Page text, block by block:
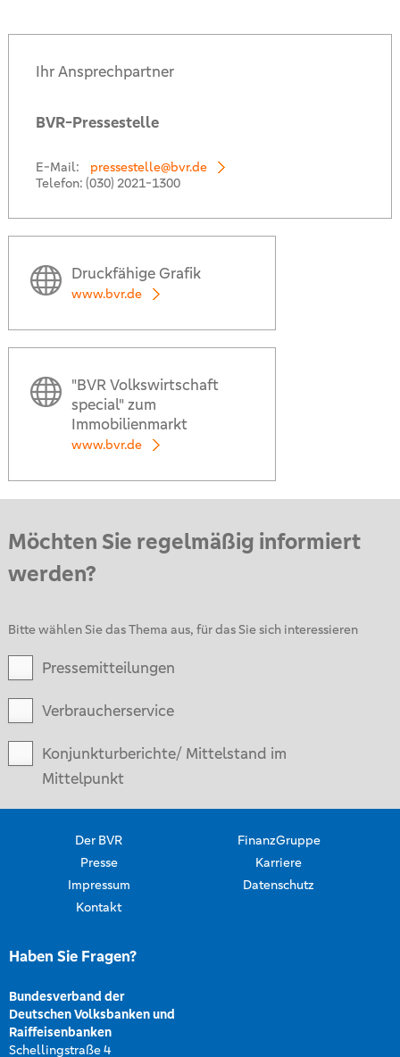
Ihr Ansprechpartner
BVR-Pressestelle
E-Mail:
pressestelle@bvr.de
Telefon: (030) 2021-1300
Druckfähige Grafik
www.bvr.de
"BVR Volkswirtschaft
special" zum
Immobilienmarkt
www.bvr.de
Möchten Sie regelmäßig informiert
werden?
Bitte wählen Sie das Thema aus, für das Sie sich interessieren
Pressemitteilungen
Verbraucherservice
Konjunkturberichte/ Mittelstand im
Mittelpunkt
Der BVR
FinanzGruppe
Presse
Karriere
Impressum
Datenschutz
Kontakt
Haben Sie Fragen?
Bundesverband der
Deutschen Volksbanken und
Raiffeisenbanken
Schellingstraße 4